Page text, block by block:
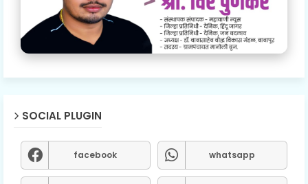
SOCIAL PLUGIN
facebook whatsapp